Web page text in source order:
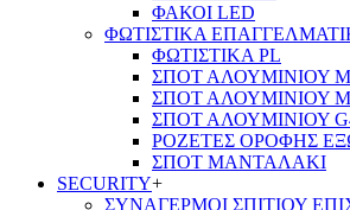
ΦΑΚΟΙ LED
ΦΩΤΙΣΤΙΚΑ
ΦΩΤΙΣΤΙΚΑ PL
ΣΠΟΤ ΑΛΟΥΜΙΝΙΟΥ
ΣΠΟΤ ΑΛΟΥΜΙΝΙΟΥ
ΣΠΟΤ ΑΛΟΥΜΙΝΙΟΥ
ΡΟΖΕΤΕΣ ΟΡΟΦΗΣ
ΣΠΟΤ ΜΑΝΤΑΛΑΚΙ
SECURITY+
ΣΥΝΑΓΕΡΜΟΙ ΣΠΙΤΙΟΥ